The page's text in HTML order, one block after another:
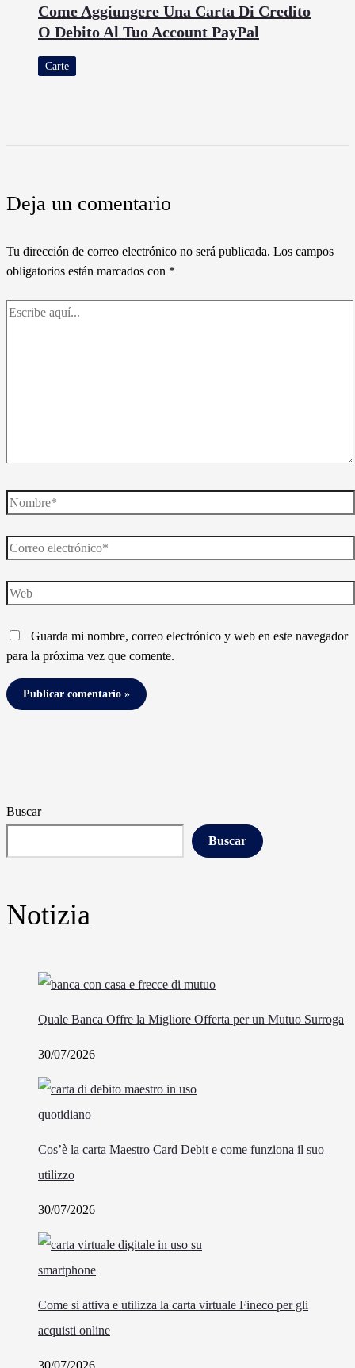
Come Aggiungere Una Carta Di Credito
O Debito Al Tuo Account PayPal
Carte
Deja un comentario
Tu dirección de correo electrónico no será publicada. Los campos
obligatorios están marcados con *
Escribe
Nombre*
Correo
electrónico*
Web
Guarda mi nombre, correo electrónico y web en este navegador
para la próxima vez que comente.
Buscar
Buscar
Notizia
Quale Banca Offre la Migliore Offerta per un Mutuo Surroga
30/07/2026
Cos’è la carta Maestro Card Debit e come funziona il suo
utilizzo
30/07/2026
Come si attiva e utilizza la carta virtuale Fineco per gli
acquisti online
30/07/2026